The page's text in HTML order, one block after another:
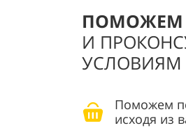
ПОМОЖЕМ
И
УСЛОВИЯМ
Поможем
исходя из